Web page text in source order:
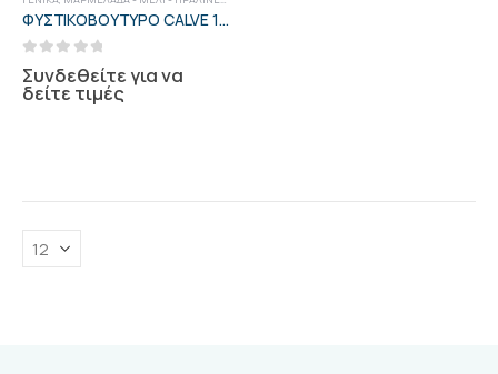
ΦΥΣΤΙΚΟΒΟΥΤΥΡΟ CALVE 1ΚΙΛΟΥ
0 out of 5
Συνδεθείτε για να
δείτε τιμές